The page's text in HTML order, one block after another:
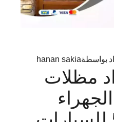
بواسطةhanan sakia
مظلات